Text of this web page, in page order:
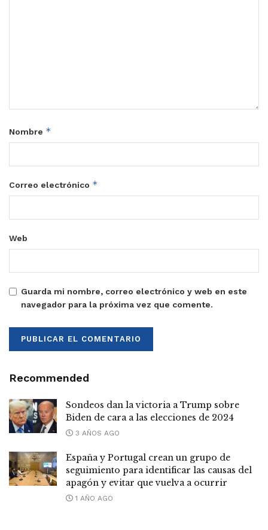
Nombre *
Correo electrónico *
Web
Guarda mi nombre, correo electrónico y web en este
navegador para la próxima vez que comente.
Recommended
Sondeos dan la victoria a Trump sobre
Biden de cara a las elecciones de 2024
3 AÑOS AGO
España y Portugal crean un grupo de
seguimiento para identificar las causas del
apagón y evitar que vuelva a ocurrir
1 AÑO AGO